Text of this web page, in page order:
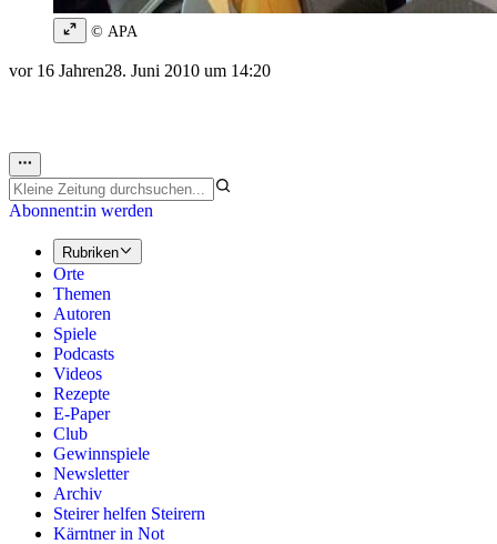
© APA
vor 16 Jahren28. Juni 2010 um 14:20
Abonnent:in werden
Rubriken
Orte
Themen
Autoren
Spiele
Podcasts
Videos
Rezepte
E-Paper
Club
Gewinnspiele
Newsletter
Archiv
Steirer helfen Steirern
Kärntner in Not